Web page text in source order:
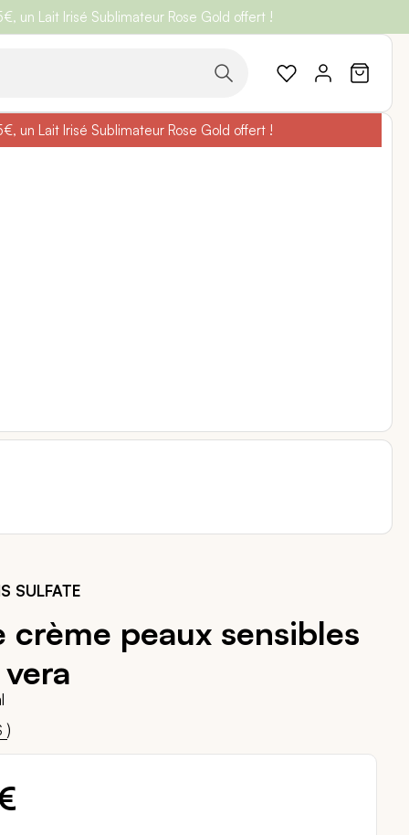
BELLEBIO
un Lait Irisé Sublimateur Rose Gold offert !
BELLEBIO
un Lait Irisé Sublimateur Rose Gold offert !
SULFATE
crème peaux sensibles
)